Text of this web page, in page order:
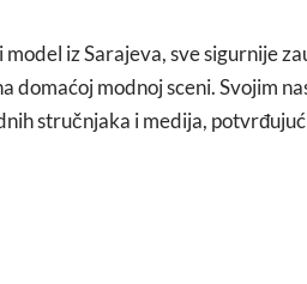
model iz Sarajeva, sve sigurnije
domaćoj modnoj sceni. Svojim
stručnjaka i medija,